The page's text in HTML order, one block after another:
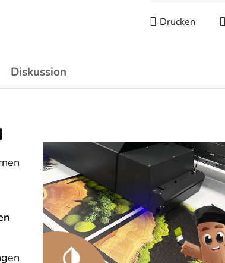
Drucken
Diskussion